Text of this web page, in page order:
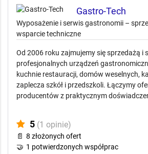
5(2 opinie)
Gastro-Tech
Wyposażenie i serwis gastronomii –
wsparcie techniczne
kuchnie restauracji, domów weselnych,
zaplecza szkół i przedszkoli. Łączymy
producentów z praktycznym